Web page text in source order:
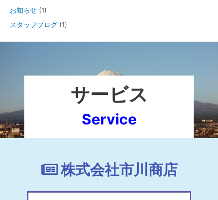
お知らせ (1)
スタッフブログ (1)
サービス
Service
株式会社市川商店